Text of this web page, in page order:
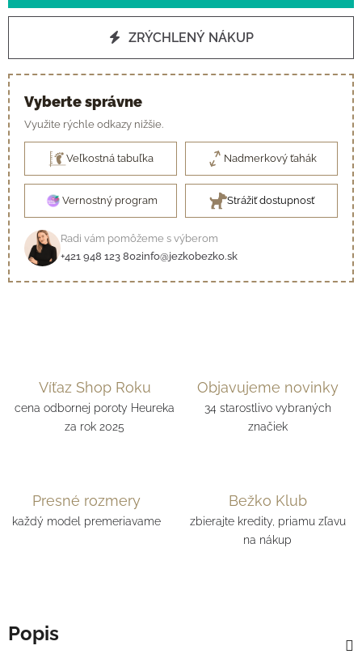
ZRÝCHLENÝ NÁKUP
Vyberte správne
Využite rýchle odkazy nižšie.
Veľkostná tabuľka Nadmerkový ťahák
Vernostný program Strážiť dostupnosť
Radi vám pomôžeme s výberom
+421 948 123 802info@jezkobezko.sk
Víťaz Shop Roku
cena odbornej poroty Heureka
za rok 2025
Objavujeme novinky
34 starostlivo vybraných
značiek
Presné rozmery
každý model premeriavame
Bežko Klub
zbierajte kredity, priamu zľavu
na nákup
Popis